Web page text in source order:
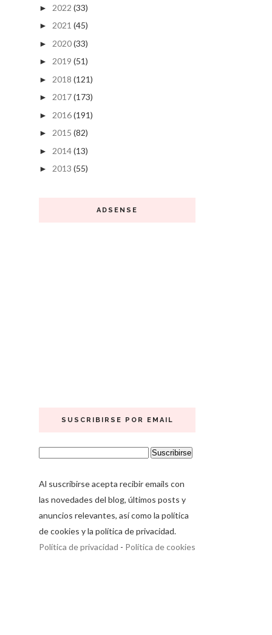
► 2022 (33)
► 2021 (45)
► 2020(33)
► 2019 (51)
► 2018 (121)
► 2017(173)
► 2016(191)
► 2015 (82)
► 2014(13)
► 2013 (55)
ADSENSE
SUSCRIBIRSE POR EMAIL
Al suscribirse acepta recibir emails con
las novedades del blog, últimos posts y
anuncios relevantes, así como la política
de cookies y la política de privacidad.
Política de privacidad - Política de cookies